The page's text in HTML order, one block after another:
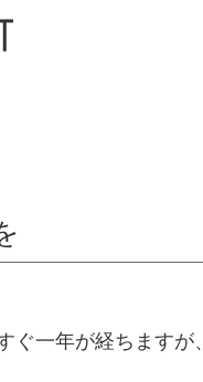
ぐ一年が経ちますが、